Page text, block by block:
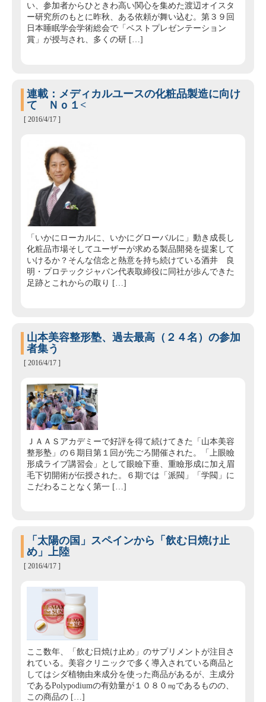
い、参加者からひときわ高い関心を集めた渡辺オイスタ
ー研究所のもとに昨秋、ある依頼が舞い込む。第３９回
日本睡眠学会学術総会で「ベストプレゼンテーション
賞」が授与され、多くの研 […]
連載：メディカルユースの化粧品製造に向け
て Ｎｏ１<
[ 2016/4/17 ]
「いかにローカルに、いかにグローバルに」動き成長し
化粧品市場そしてユーザーが求める製品開発を提案して
いけるか？そんな信念と熱意を持ち続けている酒井 良
明・プロテックジャパン代表取締役に同社が歩んできた
足跡とこれからの取り […]
山本美容整形塾、過去最高（２４名）の参加
者集う
[ 2016/4/17 ]
ＪＡＡＳアカデミーで好評を得て続けてきた「山本美容
整形塾」の６期目第１回が先ごろ開催された。「上眼瞼
形成ライブ講習会」として眼瞼下垂、重瞼形成に加え眉
毛下切開術が伝授された。６期では「派閥」「学閥」に
こだわることなく第一 […]
「太陽の国」スペインから「飲む日焼け止
め」上陸
[ 2016/4/17 ]
ここ数年、「飲む日焼け止め」のサプリメントが注目さ
れている。美容クリニックで多く導入されている商品と
してはシダ植物由来成分を使った商品があるが、主成分
であるPolypodiumの有効量が１０８０㎎であるものの、
この商品の […]